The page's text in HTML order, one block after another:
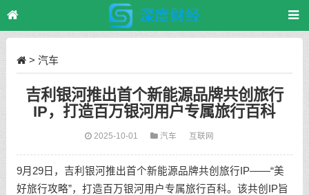
> 汽车
吉利银河推出首个新能源品牌共创旅行
IP，打造百万银河用户专属旅行百科
2025-10-01 汽车 互联网
9月29日，吉利银河推出首个新能源品牌共创旅行IP——“美
好旅行攻略”，打造百万银河用户专属旅行百科。该共创IP旨